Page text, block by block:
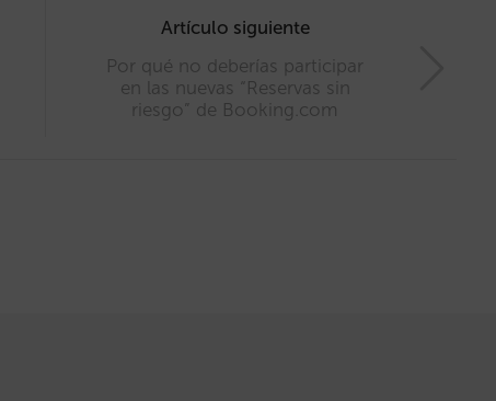
Artículo siguiente
Por qué no deberías participar
en las nuevas “Reservas sin
riesgo” de Booking.com